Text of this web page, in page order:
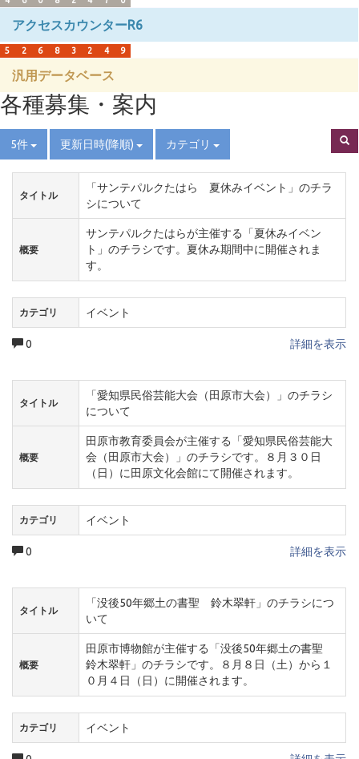
アクセスカウンターR6
5 2 6 8 3 2 4 9
汎用データベース
各種募集・案内
5件 更新日時(降順) カテゴリ
タイトル
「サンテパルクたはら 夏休みイベント」のチラ
シについて
概要
サンテパルクたはらが主催する「夏休みイベン
ト」のチラシです。夏休み期間中に開催されま
す。
カテゴリ イベント
0 詳細を表示
タイトル
「愛知県民俗芸能大会（田原市大会）」のチラシ
について
概要
田原市教育委員会が主催する「愛知県民俗芸能大
会（田原市大会）」のチラシです。８月３０日
（日）に田原文化会館にて開催されます。
カテゴリ イベント
0 詳細を表示
タイトル
「没後50年郷土の書聖 鈴木翠軒」のチラシにつ
いて
概要
田原市博物館が主催する「没後50年郷土の書聖
鈴木翠軒」のチラシです。８月８日（土）から１
０月４日（日）に開催されます。
カテゴリ イベント